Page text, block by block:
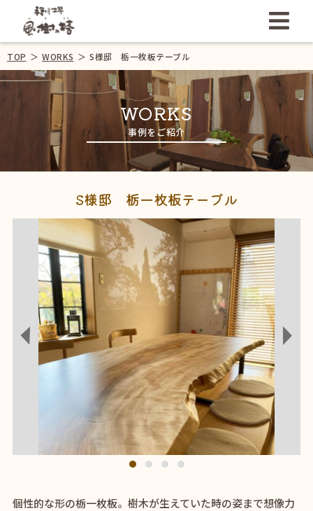
TOP ＞ WORKS ＞ S様邸 栃一枚板テーブル
WORKS
事例をご紹介
S様邸 栃一枚板テーブル
1 2 3 4
個性的な形の栃一枚板。樹木が生えていた時の姿まで想像力